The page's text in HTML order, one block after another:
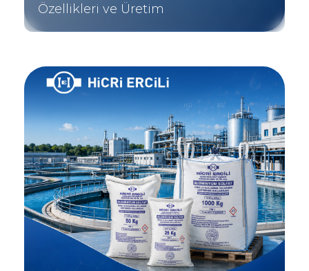
Özellikleri ve Üretim